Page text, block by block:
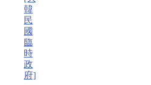
韓
民
國
臨
時
政
府]